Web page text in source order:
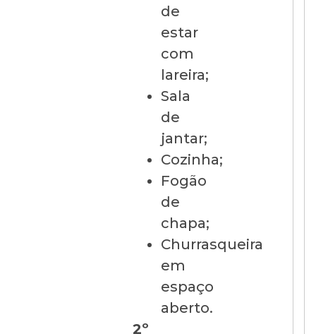
de
estar
com
lareira;
Sala
de
jantar;
Cozinha;
Fogão
de
chapa;
Churrasqueira
em
espaço
aberto.
2º